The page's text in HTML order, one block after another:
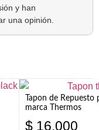
y han
una opinión.
Tapon de Repuesto
marca Thermos
$ 16.000